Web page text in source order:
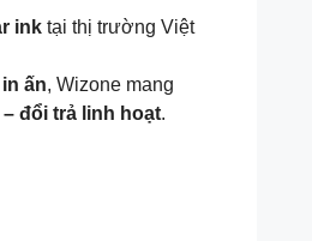
ink tại thị trường Việt
ấn, Wizone mang
đổi trả linh hoạt.